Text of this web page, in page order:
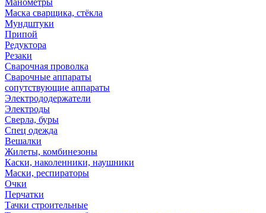
Манометры
Маска сварщика, стёкла
Мундштуки
Припой
Редуктора
Резаки
Сварочная проволка
Сварочные аппараты
сопутствующие аппараты
Электрододержатели
Электроды
Сверла, буры
Спец одежда
Вешалки
Жилеты, комбинезоны
Каски, наколенники, наушники
Маски, респираторы
Очки
Перчатки
Тачки строительные